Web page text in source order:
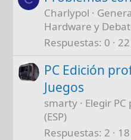
Charlypol
Hardware y
Respuestas 0
PC Edición
Juegos
smarty
Elegir
(ESP)
Respuestas 2